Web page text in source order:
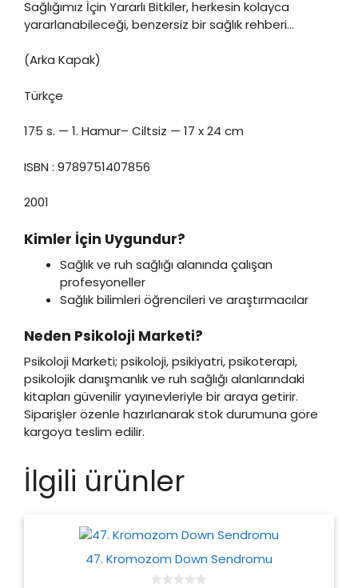
Sağlığımız İçin Yararlı Bitkiler, herkesin kolayca
yararlanabileceği, benzersiz bir sağlık rehberi…
(Arka Kapak)
Türkçe
175 s. — 1. Hamur– Ciltsiz — 17 x 24 cm
ISBN : 9789751407856
2001
Kimler İçin Uygundur?
Sağlık ve ruh sağlığı alanında çalışan
profesyoneller
Sağlık bilimleri öğrencileri ve araştırmacılar
Neden Psikoloji Marketi?
Psikoloji Marketi; psikoloji, psikiyatri, psikoterapi,
psikolojik danışmanlık ve ruh sağlığı alanlarındaki
kitapları güvenilir yayınevleriyle bir araya getirir.
Siparişler özenle hazırlanarak stok durumuna göre
kargoya teslim edilir.
İlgili ürünler
47. Kromozom Down Sendromu